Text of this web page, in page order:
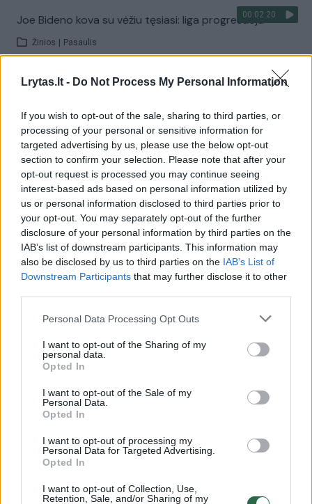
Lrytas.lt - Do Not Process My Personal Information
If you wish to opt-out of the sale, sharing to third parties, or
processing of your personal or sensitive information for
targeted advertising by us, please use the below opt-out
section to confirm your selection. Please note that after your
opt-out request is processed you may continue seeing
interest-based ads based on personal information utilized by
us or personal information disclosed to third parties prior to
your opt-out. You may separately opt-out of the further
disclosure of your personal information by third parties on the
IAB’s list of downstream participants. This information may
also be disclosed by us to third parties on the IAB’s List of
Downstream Participants that may further disclose it to other
Personal Data Processing Opt Outs
I want to opt-out of the Sharing of my
personal data.
Opted In
I want to opt-out of the Sale of my
Personal Data.
Opted In
I want to opt-out of processing my
Personal Data for Targeted Advertising.
Opted In
I want to opt-out of Collection, Use,
Retention, Sale, and/or Sharing of my
00:02:20
Joe Bideno kova su vėžiu tęsiasi: liga progresuoja
Žinios Pasaulis
00:02:08
A. Tapinas žmoną pakvietė į sceną: pora leidosi į
Žinios | Pramogos
Visi įrašai
Žiūrimiausi įrašai
32 laipsnių šilumos
Žinios | Orai
V. Zalužno pasisakymą laiko bandymu įsitvirtinti
Ukrainos politikoje: jis yra neteisus